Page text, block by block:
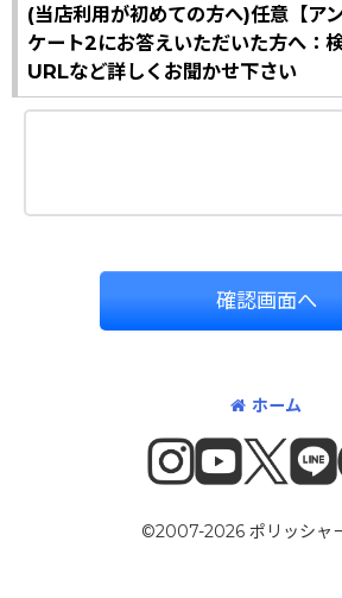
(当店利用が初めての方へ)任意【ア
ケート2にお答えいただいた方へ：
URLなど詳しくお聞かせ下さい
確認画面へ
ホーム
©2007-2026 ポリッシャ